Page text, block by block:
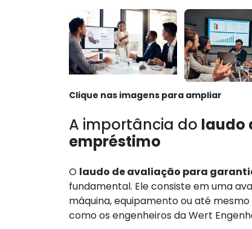
Clique nas imagens para ampliar
A importância do laudo
empréstimo
O laudo de avaliação para
fundamental. Ele consiste em uma
máquina, equipamento ou até
como os engenheiros da Wert